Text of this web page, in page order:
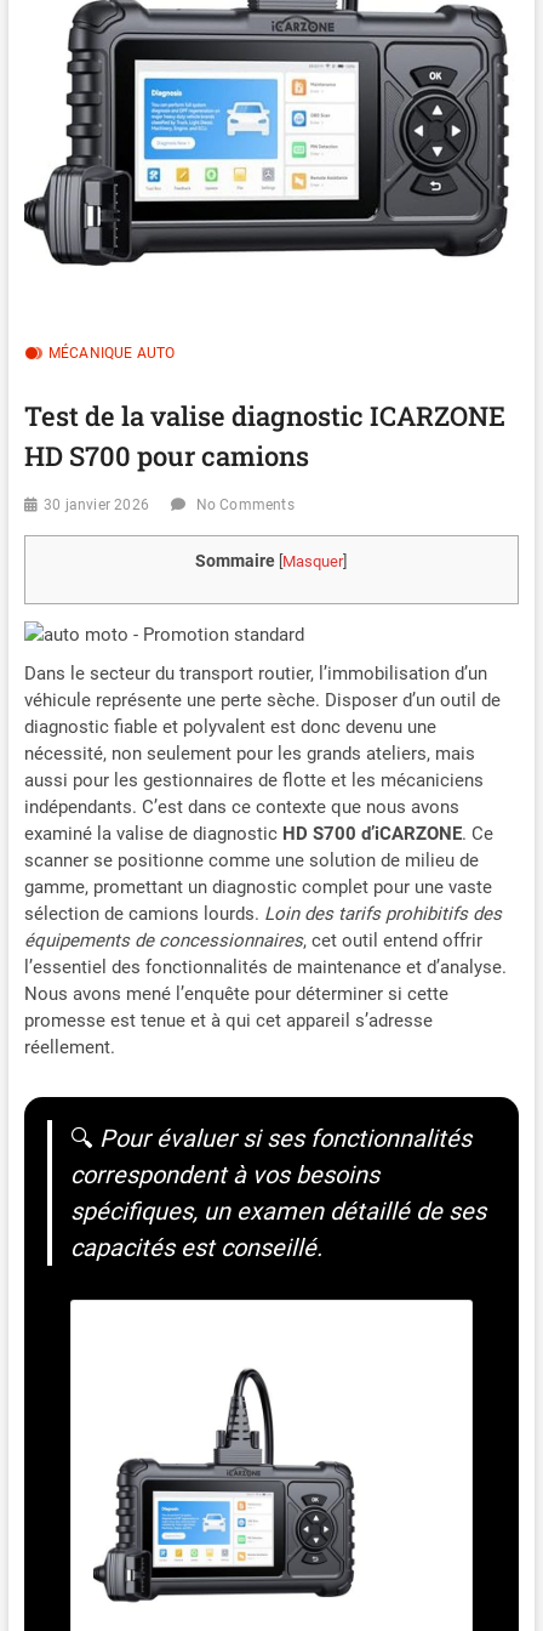
MÉCANIQUE AUTO
Test de la valise diagnostic ICARZONE
HD S700 pour camions
30 janvier 2026 No Comments
Sommaire Masquer]
Dans le secteur du transport routier, l’immobilisation d’un
véhicule représente une perte sèche. Disposer d’un outil de
diagnostic fiable et polyvalent est donc devenu une
nécessité, non seulement pour les grands ateliers, mais
aussi pour les gestionnaires de flotte et les mécaniciens
indépendants. C’est dans ce contexte que nous avons
examiné la valise de diagnostic HD S700 d’iCARZONE. Ce
scanner se positionne comme une solution de milieu de
gamme, promettant un diagnostic complet pour une vaste
sélection de camions lourds. Loin des tarifs prohibitifs des
équipements de concessionnaires, cet outil entend offrir
l’essentiel des fonctionnalités de maintenance et d’analyse.
Nous avons mené l’enquête pour déterminer si cette
promesse est tenue et à qui cet appareil s’adresse
réellement.
🔍 Pour évaluer si ses fonctionnalités
correspondent à vos besoins
spécifiques, un examen détaillé de ses
capacités est conseillé.